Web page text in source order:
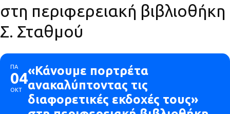
στη περιφερειακή βιβλιοθήκη
Σ. Σταθμού
ΠΑ
04
ΟΚΤ
«Κάνουμε πορτρέτα
ανακαλύπτοντας τις
διαφορετικές εκδοχές τους»